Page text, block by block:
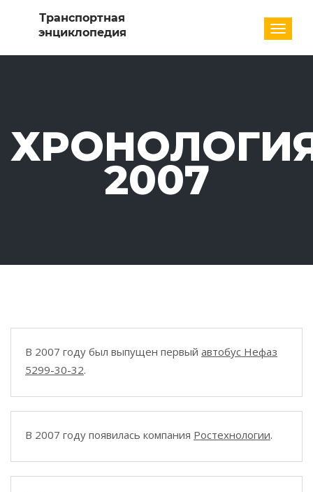
2007
В 2007 году был выпущен первый автобус Нефаз
5299-30-32.
В 2007 году появилась компания Ростехнологии.